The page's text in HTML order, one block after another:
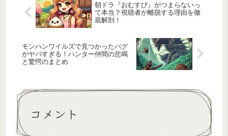
朝ドラ『おむすび』がつまらないっ
て本当？視聴者が離脱する理由を徹
底解剖！
モンハンワイルズで見つかったバグ
がヤバすぎる！ハンター仲間の悲鳴
と驚愕のまとめ
コメント